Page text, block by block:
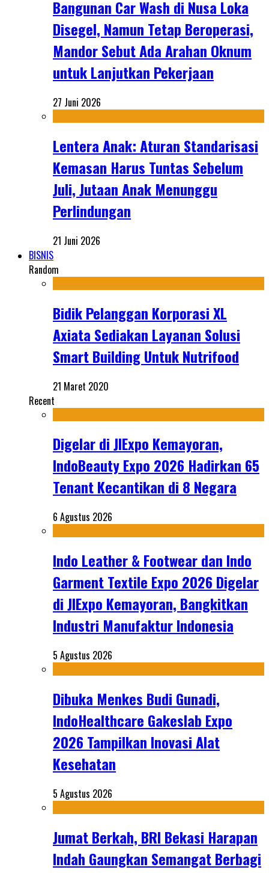
Bangunan Car Wash di Nusa Loka
Disegel, Namun Tetap Beroperasi,
Mandor Sebut Ada Arahan Oknum
untuk Lanjutkan Pekerjaan
27 Juni 2026
Lentera Anak: Aturan Standarisasi
Kemasan Harus Tuntas Sebelum
Juli, Jutaan Anak Menunggu
Perlindungan
21 Juni 2026
BISNIS
Random
Bidik Pelanggan Korporasi XL
Axiata Sediakan Layanan Solusi
Smart Building Untuk Nutrifood
21 Maret 2020
Recent
Digelar di JIExpo Kemayoran,
IndoBeauty Expo 2026 Hadirkan 65
Tenant Kecantikan di 8 Negara
6 Agustus 2026
Indo Leather & Footwear dan Indo
Garment Textile Expo 2026 Digelar
di JIExpo Kemayoran, Bangkitkan
Industri Manufaktur Indonesia
5 Agustus 2026
Dibuka Menkes Budi Gunadi,
IndoHealthcare Gakeslab Expo
2026 Tampilkan Inovasi Alat
Kesehatan
5 Agustus 2026
Jumat Berkah, BRI Bekasi Harapan
Indah Gaungkan Semangat Berbagi